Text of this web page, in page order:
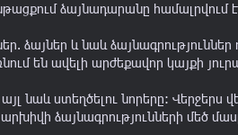
2008
2007
2006
ձայնադարանը համալրվում է
ձայներ և նաև
են ավելի արժեքավոր կայքի
նաև ստեղծելու նորերը:
ձայնագրությունների մեծ